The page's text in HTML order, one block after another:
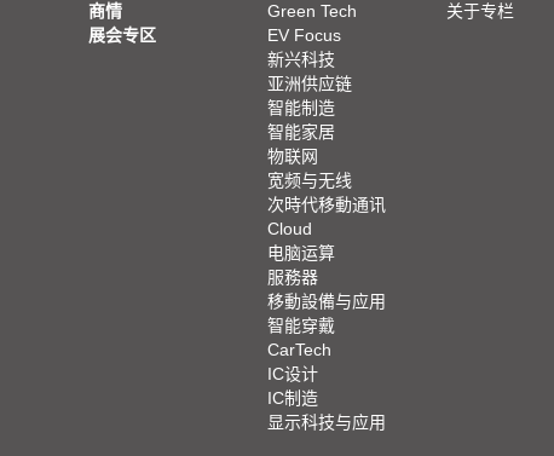
商情
展会专区
Green Tech
EV Focus
新兴科技
亚洲供应链
智能制造
智能家居
物联网
宽频与无线
次時代移動通讯
Cloud
电脑运算
服務器
移動設備与应用
智能穿戴
CarTech
IC设计
IC制造
显示科技与应用
关于专栏